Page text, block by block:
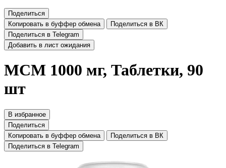
Поделиться
Копировать в буффер обмена
Поделиться в ВК
Поделиться в Telegram
Добавить в лист ожидания
МСМ 1000 мг, Таблетки, 90
шт
В избранное
Поделиться
Копировать в буффер обмена
Поделиться в ВК
Поделиться в Telegram